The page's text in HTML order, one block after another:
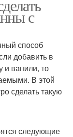
с
способ
добавить в
ванили, то
В этой
сделать такую
следующие